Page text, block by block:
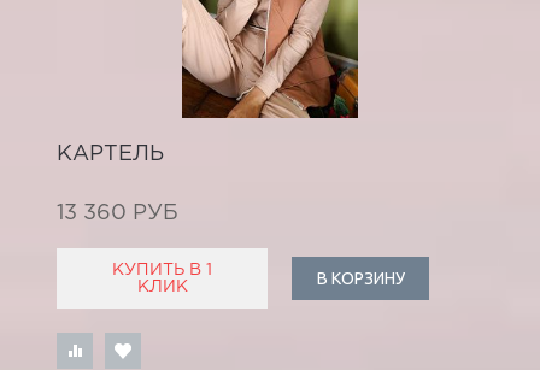
КАРТЕЛЬ
13 360 РУБ
КУПИТЬ В 1
КЛИК
В КОРЗИНУ